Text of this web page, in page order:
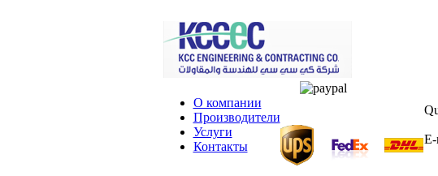
О компании
Производители
Услуги
Контакты